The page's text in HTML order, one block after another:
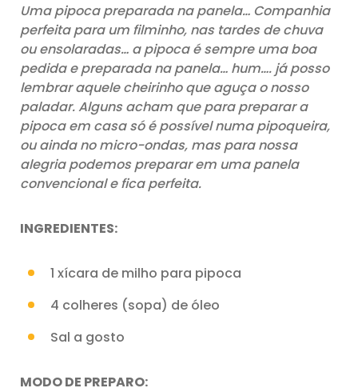
Uma pipoca preparada na panela… Companhia
perfeita para um filminho, nas tardes de chuva
ou ensolaradas… a pipoca é sempre uma boa
pedida e preparada na panela… hum…. já posso
lembrar aquele cheirinho que aguça o nosso
paladar. Alguns acham que para preparar a
pipoca em casa só é possível numa pipoqueira,
ou ainda no micro-ondas, mas para nossa
alegria podemos preparar em uma panela
convencional e fica perfeita.
INGREDIENTES:
1 xícara de milho para pipoca
4 colheres (sopa) de óleo
Sal a gosto
MODO DE PREPARO: